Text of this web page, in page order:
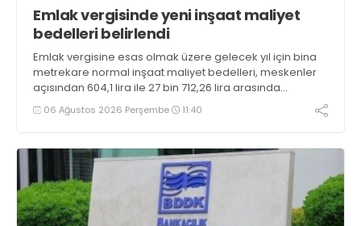
Emlak vergisinde yeni inşaat maliyet
bedelleri belirlendi
Emlak vergisine esas olmak üzere gelecek yıl için bina
metrekare normal inşaat maliyet bedelleri, meskenler
açısından 604,1 lira ile 27 bin 712,26 lira arasında
değişecek
06 Ağustos 2026 Perşembe 11:40